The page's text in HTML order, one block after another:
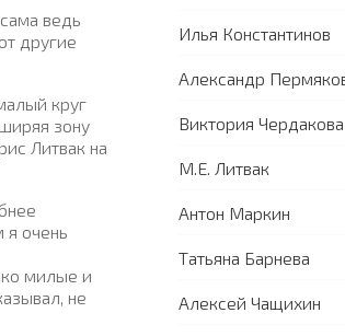
ведь
другие
круг
зону
Литвак на
я очень
милые и
не
Илья Константинов
Александр
Виктория Чердакова
М.Е. Литвак
Антон Маркин
Татьяна Барнева
Алексей Чащихин